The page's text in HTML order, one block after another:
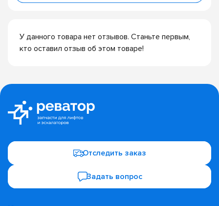
У данного товара нет отзывов. Станьте первым,
кто оставил отзыв об этом товаре!
Отследить заказ
Задать вопрос